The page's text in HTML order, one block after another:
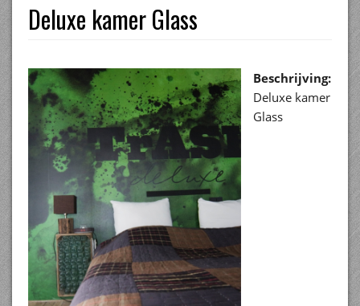
Deluxe kamer Glass
Beschrijving:
Deluxe kamer
Glass